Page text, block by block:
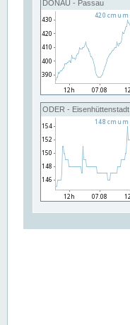
DONAU - Passau
ODER - Eisenhüttenstadt